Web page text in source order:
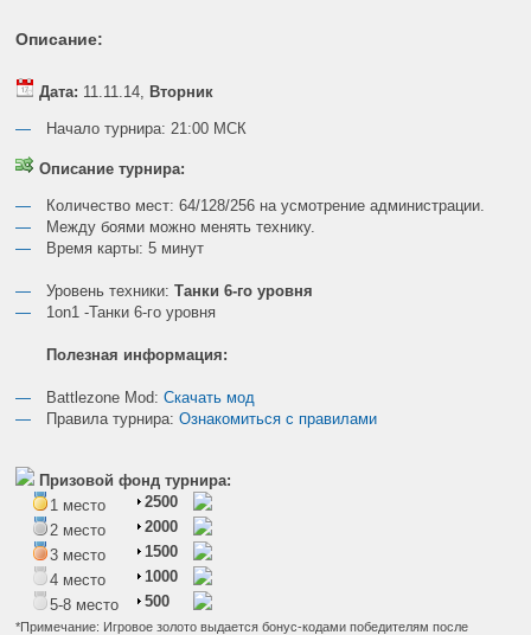
Описание:
Дата: 11.11.14, Вторник
Начало турнира: 21:00 МСК
Описание турнира:
Количество мест: 64/128/256 на усмотрение администрации.
Между боями можно менять технику.
Время карты: 5 минут
Уровень техники:Танки 6-го уровня
1on1 -Танки 6-го уровня
Полезная информация:
Battlezone Mod:Скачать мод
Правила турнира:Ознакомиться с правилами
Призовой фонд турнира:
1 место
2500
2 место
2000
3 место
1500
4 место
1000
5-8 место
500
*Примечание: Игровое золото выдается бонус-кодами победителям после